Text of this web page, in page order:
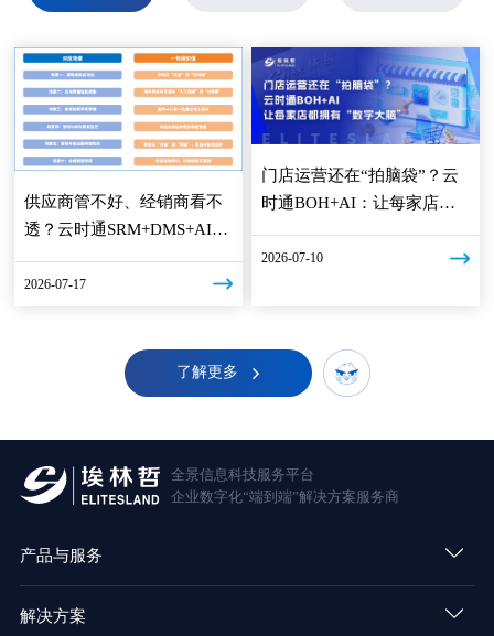
供应商管不好、经销商看不
透？云时通SRM+DMS+AI让
2026-07-17
门店运营还在“拍脑袋”？云
时通BOH+AI：让每家店都
2026-07-10
了解更多
全景信息科技服务平台
企业数字化“端到端”解决方案服务商
产品与服务
解决方案